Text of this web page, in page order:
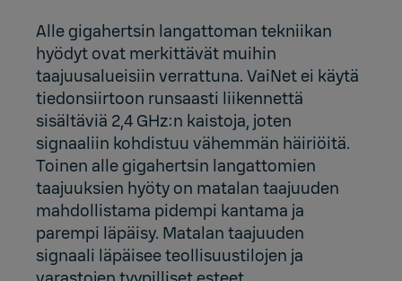
Alle gigahertsin langattoman tekniikan
hyödyt ovat merkittävät muihin
taajuusalueisiin verrattuna. VaiNet ei käytä
tiedonsiirtoon runsaasti liikennettä
sisältäviä 2,4 GHz:n kaistoja, joten
signaaliin kohdistuu vähemmän häiriöitä.
Toinen alle gigahertsin langattomien
taajuuksien hyöty on matalan taajuuden
mahdollistama pidempi kantama ja
parempi läpäisy. Matalan taajuuden
signaali läpäisee teollisuustilojen ja